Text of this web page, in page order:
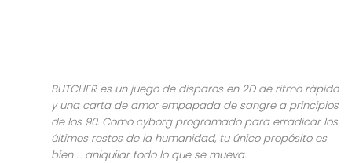
BUTCHERes un juego de disparos en 2D de ritmo rápido
y una carta de amor empapada de sangre a principios
de los 90. Como cyborg programado para erradicar los
últimos restos de la humanidad, tu único propósito es
bien … aniquilar todo lo que se mueva.